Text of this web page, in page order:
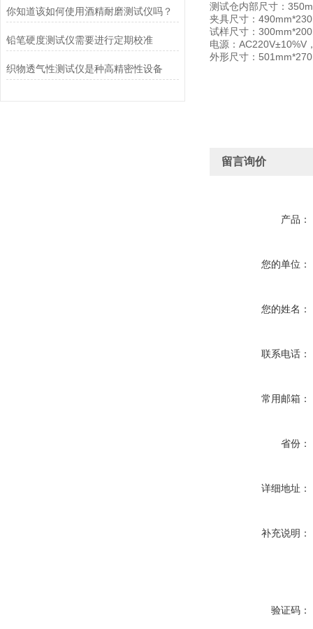
你知道该如何使用酒精耐磨测试仪吗？
铅笔硬度测试仪需要进行定期校准
织物透气性测试仪是种高精密性设备
测试仓内部尺寸：
夹具尺寸：
试样尺寸：
电源：AC220V±10%V
外形尺寸：
留言询价
产品：
您的单位：
您的姓名：
联系电话：
常用邮箱：
省份：
详细地址：
补充说明：
验证码：